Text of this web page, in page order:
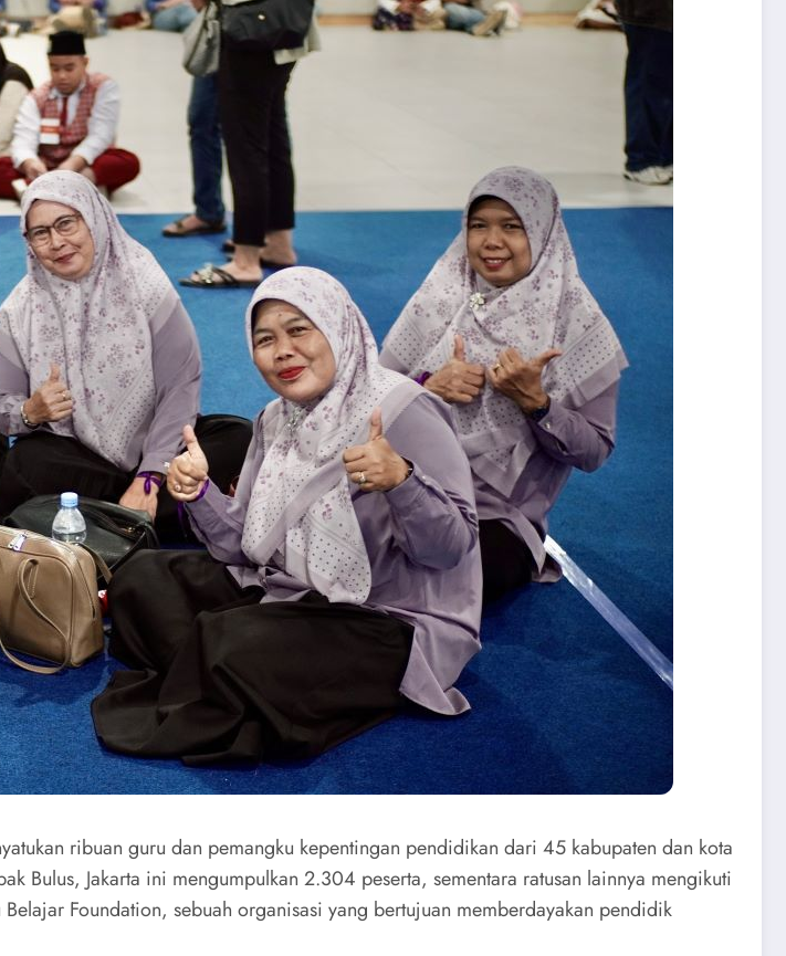
ribuan guru dan pemangku kepentingan pendidikan dari 45 kabupaten dan kota
Bulus, Jakarta ini mengumpulkan 2.304 peserta, sementara ratusan lainnya mengikuti
Foundation, sebuah organisasi yang bertujuan memberdayakan pendidik